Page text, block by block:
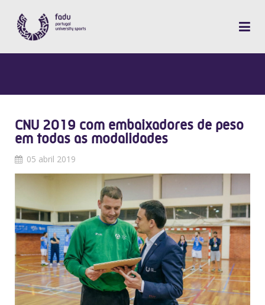
CNU 2019 com embaixadores de peso
em todas as modalidades
05 abril 2019